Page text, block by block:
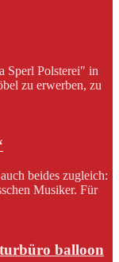
Sperl Polsterei" in
zu erwerben, zu
beides zugleich:
Musiker. Für
balloon